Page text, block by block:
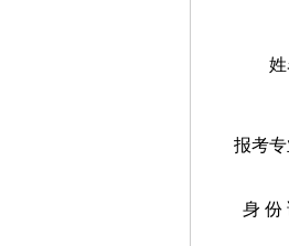
姓
报考专
身 份